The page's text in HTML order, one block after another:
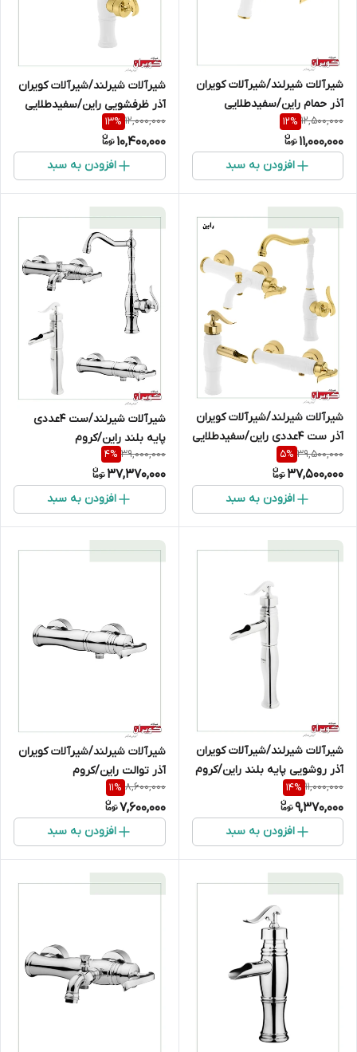
شیرآلات شیرلند/شیرآلات کویران
آذر حمام راین/سفیدطلایی
12,500,000
12%
11,000,000
افزودن به سبد
شیرآلات شیرلند/شیرآلات کویران
آذر ظرفشویی راین/سفیدطلایی
12,000,000
13%
10,400,000
افزودن به سبد
شیرآلات شیرلند/شیرآلات کویران
آذر ست 4عددی راین/سفیدطلایی
39,500,000
5%
37,500,000
افزودن به سبد
شیرآلات شیرلند/ست 4عددی
پایه بلند راین/کروم
39,000,000
4%
37,370,000
افزودن به سبد
شیرآلات شیرلند/شیرآلات کویران
آذر روشویی پایه بلند راین/کروم
11,000,000
14%
9,370,000
افزودن به سبد
شیرآلات شیرلند/شیرآلات کویران
آذر توالت راین/کروم
8,600,000
11%
7,600,000
افزودن به سبد